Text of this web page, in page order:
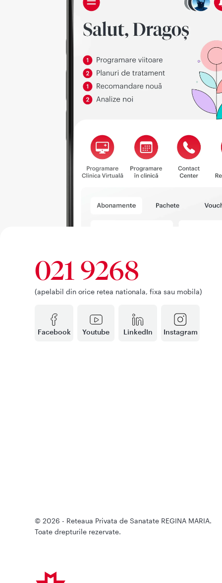
Facebook Youtube LinkedIn Instagram
021 9268
(apelabil din orice retea nationala, fixa sau mobila)
© 2026 - Reteaua Privata de Sanatate REGINA MARIA.
Toate drepturile rezervate.